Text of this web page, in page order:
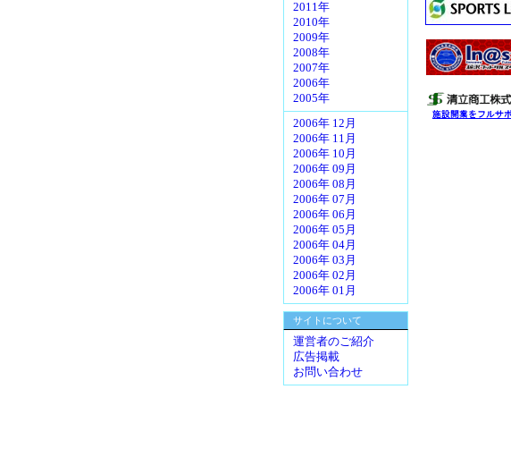
2011年
2010年
2009年
2008年
2007年
2006年
2005年
2006年 12月
2006年 11月
2006年 10月
2006年 09月
2006年 08月
2006年 07月
2006年 06月
2006年 05月
2006年 04月
2006年 03月
2006年 02月
2006年 01月
サイトについて
運営者のご紹介
広告掲載
お問い合わせ